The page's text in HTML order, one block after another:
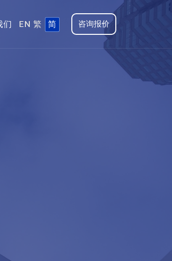
们 EN 繁 简 咨询报价